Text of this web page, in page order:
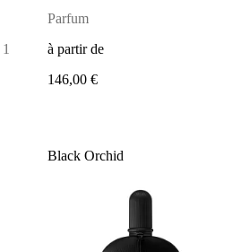
1
Parfum
à partir de
146,00 €
Black Orchid